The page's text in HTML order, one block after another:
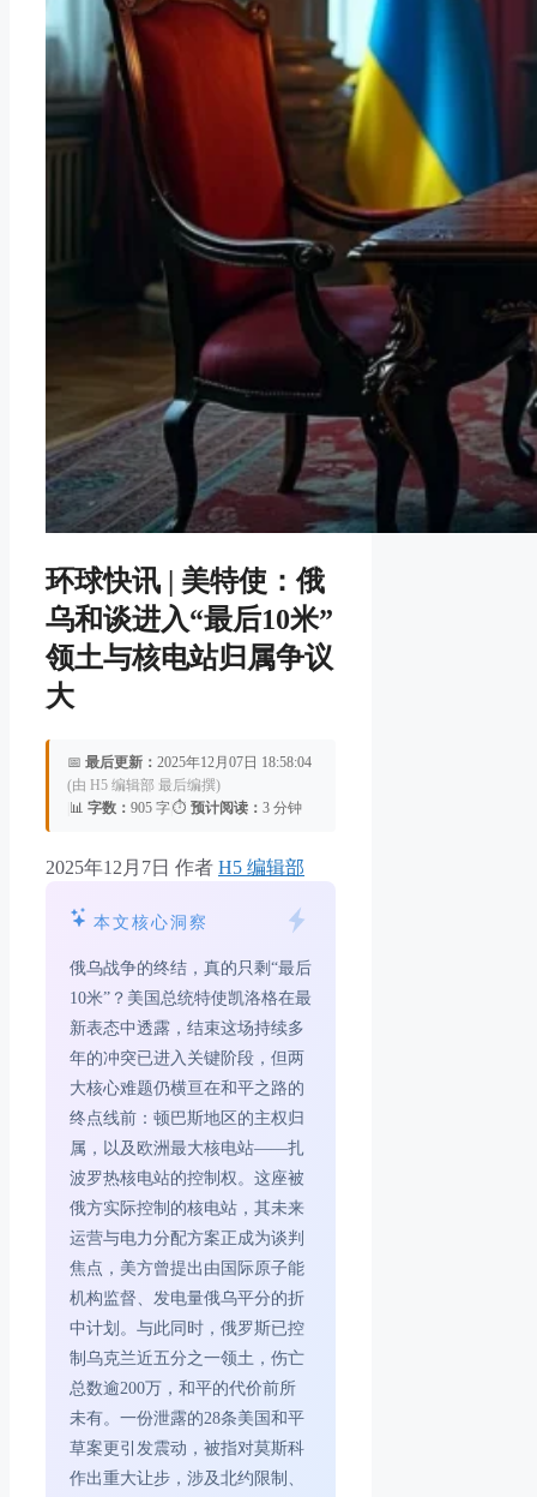
环球快讯 | 美特使：俄
乌和谈进入“最后10米”
领土与核电站归属争议
大
📅 最后更新： 2025年12月07日 18:58:04
(由 H5 编辑部 最后编撰)
📊 字数： 905 字⏱️ 预计阅读： 3 分钟
2025年12月7日 作者 H5 编辑部
本文核心洞察
俄乌战争的终结，真的只剩“最后
10米”？美国总统特使凯洛格在最
新表态中透露，结束这场持续多
年的冲突已进入关键阶段，但两
大核心难题仍横亘在和平之路的
终点线前：顿巴斯地区的主权归
属，以及欧洲最大核电站——扎
波罗热核电站的控制权。这座被
俄方实际控制的核电站，其未来
运营与电力分配方案正成为谈判
焦点，美方曾提出由国际原子能
机构监督、发电量俄乌平分的折
中计划。与此同时，俄罗斯已控
制乌克兰近五分之一领土，伤亡
总数逾200万，和平的代价前所
未有。一份泄露的28条美国和平
草案更引发震动，被指对莫斯科
作出重大让步，涉及北约限制、